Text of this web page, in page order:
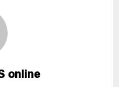
online